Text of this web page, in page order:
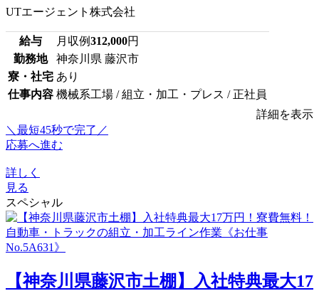
UTエージェント株式会社
給与 月収例312,000円
勤務地
神奈川県 藤沢市
寮・社宅 あり
仕事内容 機械系工場 / 組立・加工・プレス / 正社員
詳細を表示
＼最短45秒で完了／
応募へ進む
詳しく
見る
スペシャル
【神奈川県藤沢市土棚】入社特典最大17